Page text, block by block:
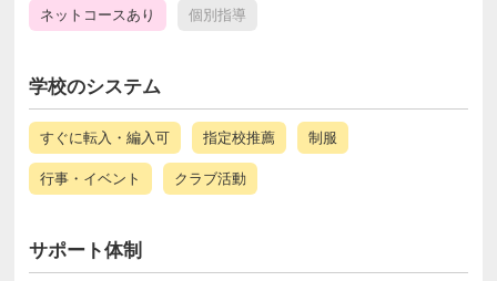
ネットコースあり 個別指導
学校のシステム
すぐに転入・編入可 指定校推薦 制服
行事・イベント クラブ活動
サポート体制